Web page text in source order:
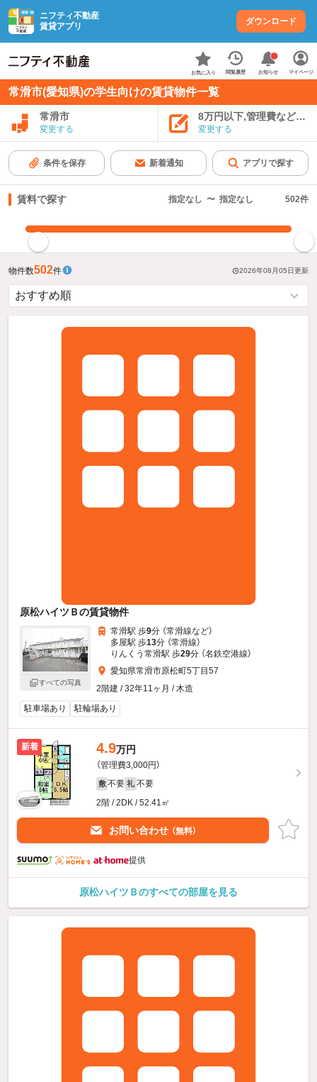
ニフティ不動産
賃貸アプリ
ダウンロード
お気に入り 閲覧履歴 お知らせ マイページ
常滑市(愛知県)の学生向けの賃貸物件一覧
常滑市
変更する
8万円以下,管理費など込み
変更する
条件を保存 新着通知 アプリで探す
賃料で探す 指定なし 〜 指定なし 502件
物件数502件 2026年08月05日更新
原松ハイツＢの賃貸物件
すべての写真
常滑駅 歩9分 （常滑線など）
多屋駅 歩13分 （常滑線）
りんくう常滑駅 歩29分 （名鉄空港線）
愛知県常滑市原松町5丁目57
2階建 / 32年11ヶ月 / 木造
駐車場あり
駐輪場あり
新着 4.9万円
（管理費3,000円）
敷 不要 礼 不要
2階 / 2DK / 52.41㎡
お問い合わせ （無料）
提供
原松ハイツＢのすべての部屋を見る